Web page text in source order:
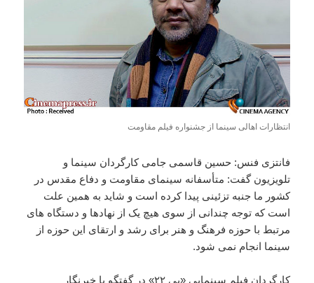
انتظارات اهالی سینما از جشنواره فیلم مقاومت
فانتزی فنس: حسین قاسمی جامی کارگردان سینما و
تلویزیون گفت: متأسفانه سینمای مقاومت و دفاع مقدس در
کشور ما جنبه تزئینی پیدا کرده است و شاید به همین علت
است که توجه چندانی از سوی هیچ یک از نهادها و دستگاه های
مرتبط با حوزه فرهنگ و هنر برای رشد و ارتقای این حوزه از
سینما انجام نمی شود.
کارگردان فیلم سینمایی «پی ۲۲» در گفتگو با خبرنگار